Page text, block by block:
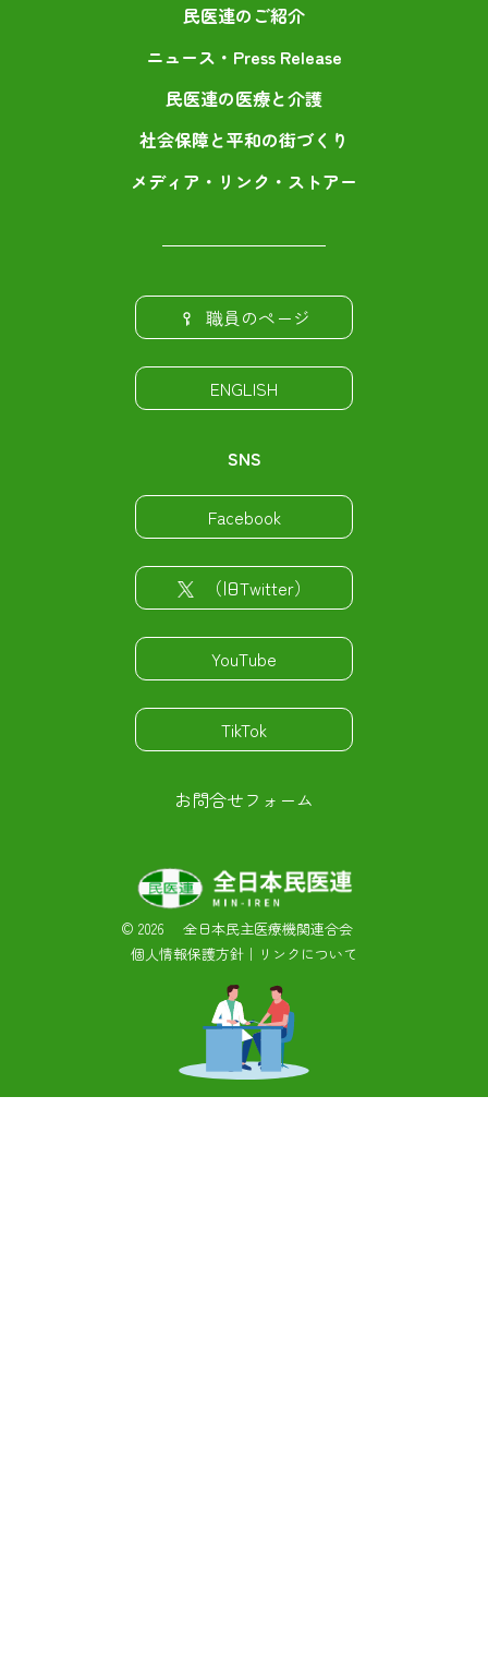
民医連のご紹介
ニュース・Press Release
民医連の医療と介護
社会保障と平和の街づくり
メディア・リンク・ストアー
職員のページ
ENGLISH
SNS
Facebook
（旧Twitter）
YouTube
TikTok
お問合せフォーム
© 2026 全日本民主医療機関連合会
個人情報保護方針 ｜ リンクについて